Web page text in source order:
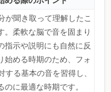
が聞き取って理解したこ
。柔軟な脳で音を固まり
指示や説明にも自然に反
始める時期のため、フォ
する基本の音を習得し、
に最適な時期です。